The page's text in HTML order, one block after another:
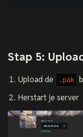
Stap 5:
Upload de .pak
Herstart je server